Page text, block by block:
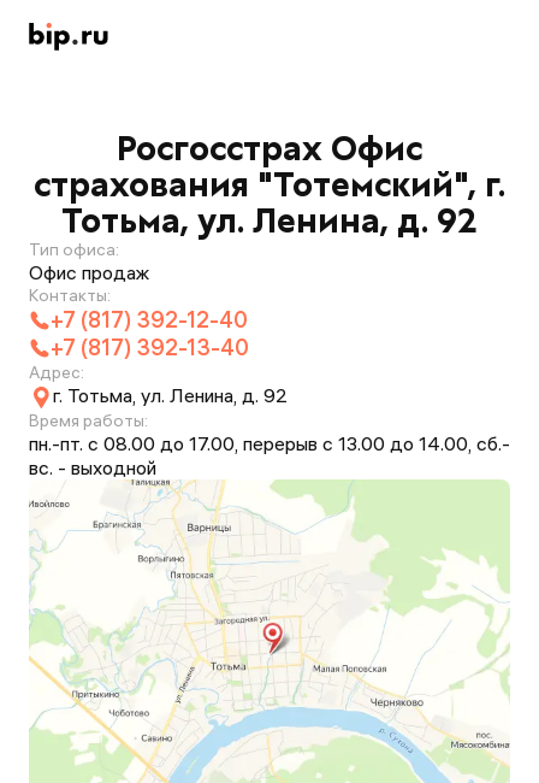
Росгосстрах Офис
страхования "Тотемский", г.
Тотьма, ул. Ленина, д. 92
Тип офиса:
Офис продаж
Контакты:
+7 (817) 392-12-40
+7 (817) 392-13-40
Адрес:
г. Тотьма, ул. Ленина, д. 92
Время работы:
пн.-пт. с 08.00 до 17.00, перерыв с 13.00 до 14.00, сб.-
вс. - выходной